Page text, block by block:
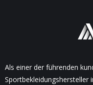
Als einer der führenden
Sportbekleidungshersteller